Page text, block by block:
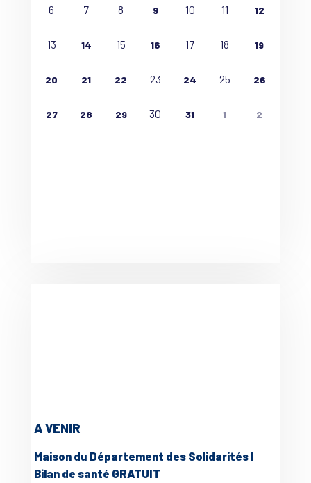
6 7 8 9 10 11 12
13 14 15 16 17 18 19
20 21 22 23 24 25 26
27 28 29 30 31 1 2
A VENIR
Maison du Département des Solidarités |
Bilan de santé GRATUIT